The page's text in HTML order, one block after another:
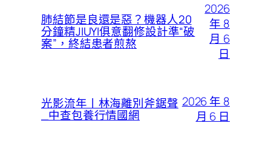
肺結節是良還是惡？機器人20
分鐘精JIUYI俱意翻修設計準“破
案”，終結患者煎熬
2026
年 8
月 6
日
光影流年丨林海離別斧鋸聲
_中查包養行情國網
2026 年 8
月 6 日